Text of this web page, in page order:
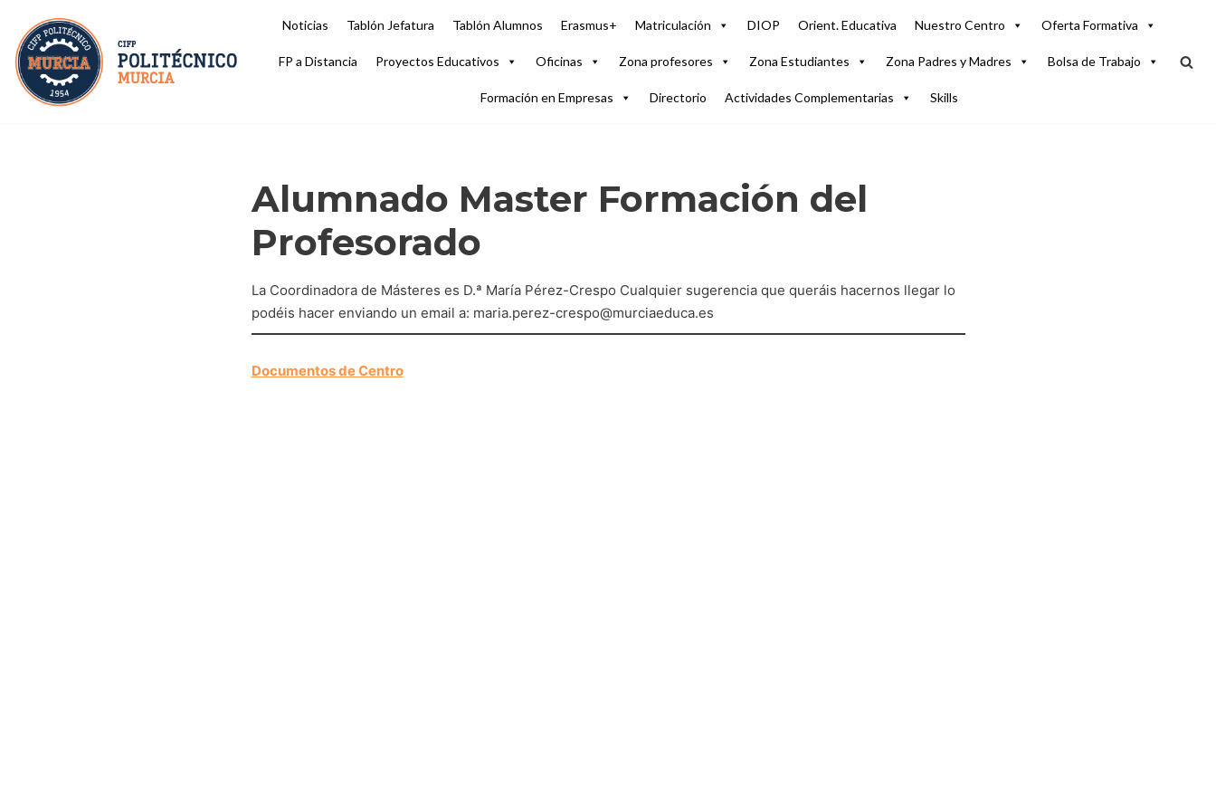
Saltar
al
contenido
Noticias Tablón Jefatura Tablón Alumnos Erasmus+ Matriculación DIOP Orient. Educativa Nuestro Centro Oferta Formativa
FP a Distancia Proyectos Educativos Oficinas Zona profesores Zona Estudiantes Zona Padres y Madres Bolsa de Trabajo
Formación en Empresas Directorio Actividades Complementarias Skills
Alumnado Master Formación del
Profesorado
La Coordinadora de Másteres es D.ª María Pérez-Crespo Cualquier sugerencia que queráis hacernos llegar lo
podéis hacer enviando un email a: maria.perez-crespo@murciaeduca.es
Documentos de Centro